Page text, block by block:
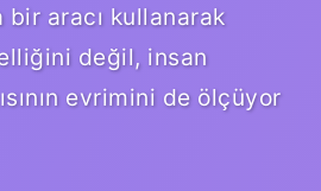
bir aracı kullanarak
değil, insan
evrimini de ölçüyor